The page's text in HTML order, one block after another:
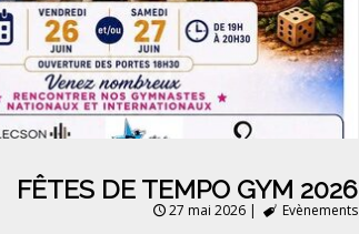
FÊTES DE TEMPO GYM 2026
27 mai 2026 | Evènements